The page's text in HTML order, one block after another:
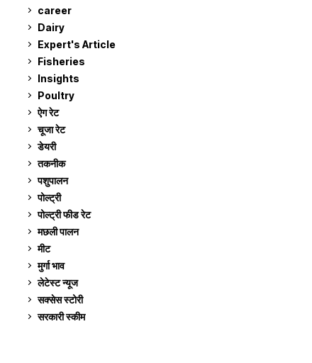
career
Dairy
Expert's Article
Fisheries
Insights
Poultry
ऐग रेट
चूजा रेट
डेयरी
तकनीक
पशुपालन
पोल्ट्री
पोल्ट्री फीड रेट
मछली पालन
मीट
मुर्गा भाव
लेटेस्ट न्यूज
सक्सेस स्टो‍री
सरकारी स्की‍म